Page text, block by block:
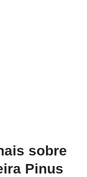
sobre
Pinus